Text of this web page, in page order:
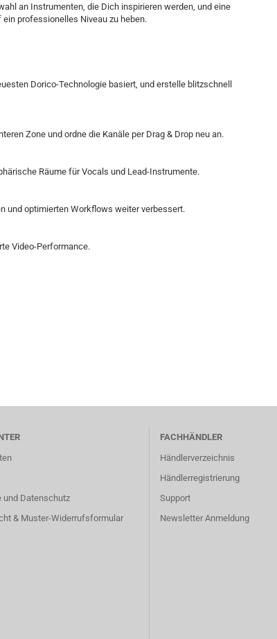
an Instrumenten, die Dich inspirieren werden, und eine
professionelles Niveau zu heben.
Dorico-Technologie basiert, und erstelle blitzschnell
Zone und ordne die Kanäle per Drag & Drop neu an.
Räume für Vocals und Lead-Instrumente.
und optimierten Workflows weiter verbessert.
Video-Performance.
und Datenschutz
& Muster-Widerrufsformular
FACHHÄNDLER
Händlerverzeichnis
Händlerregistrierung
Support
Newsletter Anmeldung